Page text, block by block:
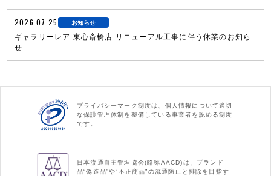
2026.07.25 お知らせ
ギャラリーレア 東心斎橋店 リニューアル工事に伴う休業のお知ら
せ
プライバシーマーク制度は、個人情報について適切
な保護管理体制を整備している事業者を認める制度
です。
日本流通自主管理協会(略称AACD)は、ブランド
品“偽造品”や“不正商品”の流通防止と排除を目指す